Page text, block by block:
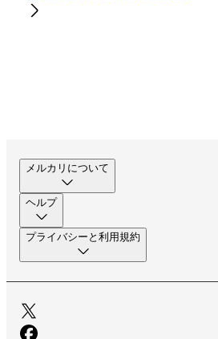
メルカリについて
ヘルプ
プライバシーと利用規約